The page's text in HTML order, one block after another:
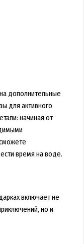
дополнительные
для активного
начиная от
время на воде.
включает не
но и